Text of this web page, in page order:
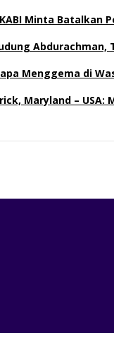
Minta Batalkan
Menggema di
Maryland – USA: